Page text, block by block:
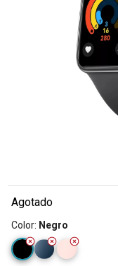
Agotado
Color: Negro